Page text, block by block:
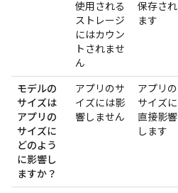
使用される
ストレージ
にはカウン
トされませ
ん
保存され
ます
モデルの
サイズは
アプリの
サイズに
どのよう
に影響し
ますか？
アプリのサ
イズには影
響しません
アプリの
サイズに
直接影響
します